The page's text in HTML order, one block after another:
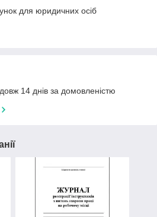
для юридичних осіб
14 днів за домовленістю